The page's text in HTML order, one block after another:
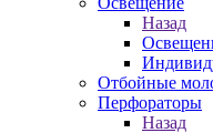
Назад
Отбойные
Перфораторы
Назад